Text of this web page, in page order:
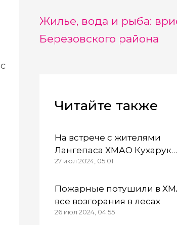
Жилье, вода и рыба:
Березовского района
Читайте также
На встрече с жителями
Лангепаса ХМАО Кухарук
попросил не закрывать
27 июл 2024, 05:01
Пожарные потушили в
все возгорания в лесах
26 июл 2024, 04:55